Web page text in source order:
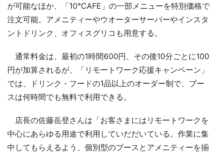
が可能なほか、「10°CAFE」の一部メニューを特別価格で
注文可能。アメニティーやウオーターサーバーやインスタ
ントドリンク、オフィスグリコも用意する。
通常料金は、最初の1時間600円、その後10分ごとに100
円が加算されるが、「リモートワーク応援キャンペーン」
では、ドリンク・フードの1品以上のオーダー制で、ブー
スは何時間でも無料で利用できる。
店長の佐藤岳登さんは「お客さまにはリモートワークを
中心にあらゆる用途で利用していだだいている。作業に集
中してもらえるよう、個別型のブースとアメニティーを揃